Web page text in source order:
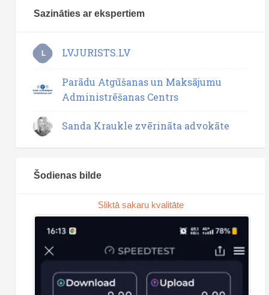
Sazināties ar ekspertiem
L LVJURISTS.LV
Parādu Atgūšanas un Maksājumu
Administrēšanas Centrs
Sanda Kraukle zvērināta advokāte
Šodienas bilde
Sliktā sakaru kvalitāte